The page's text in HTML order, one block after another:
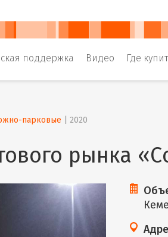
поддержка Видео Где
парковые 2020
рынка